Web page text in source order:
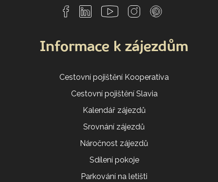
Informace k zájezdům
Cestovní pojištění Kooperativa
Cestovní pojištění Slavia
Kalendář zájezdů
Srovnání zájezdů
Náročnost zájezdů
Sdílení pokoje
Parkování na letišti